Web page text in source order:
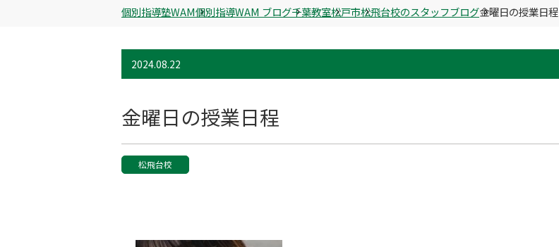
個別指導塾WAM個別指導WAM ブログ千葉教室松戸市松飛台校のスタッフブログ金曜日の授業日程
2024.08.22
金曜日の授業日程
松飛台校